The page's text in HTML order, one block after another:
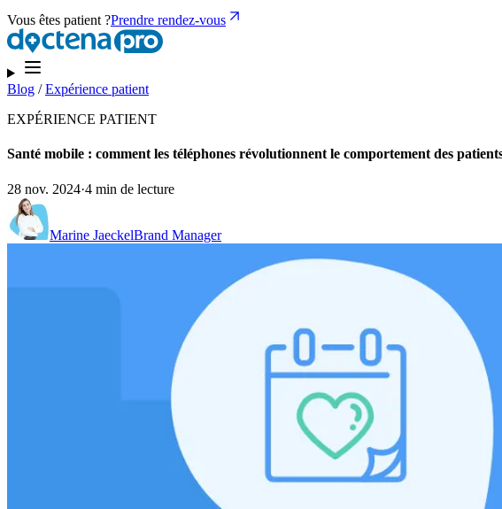
Vous êtes patient ?Prendre rendez-vous
Blog /Expérience patient
EXPÉRIENCE PATIENT
Santé mobile : comment les téléphones révolutionnent le comportement des
28 nov. 2024·4 min de lecture
Marine JaeckelBrand Manager